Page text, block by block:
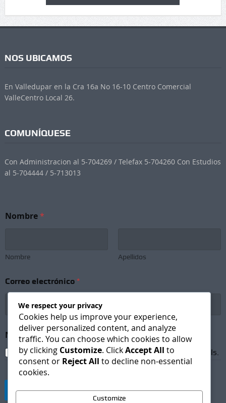
NOS UBICAMOS
En Valledupar en la Cra 16a No 16-10 Centro Comercial
ValleCentro Local 26.
COMUNÍQUESE
Con Administracion al 5-704269 / Telefax 5-704260 Con Estudios
al 5-704444 / 5-713013
o
o
m
b
u
s
i
t
Nombre*
Nombre Apellidos
Correo electrónico *
Newsletter Subscription *
I agree to receive newsletters and promotional emails.
Suscribirse
We respect your privacy
Cookies help us improve your experience,
deliver personalized content, and analyze
traffic. You can choose which cookies to allow
by clicking Customize. ClickAccept All to
consent or Reject All to decline non-essential
cookies.
Customize